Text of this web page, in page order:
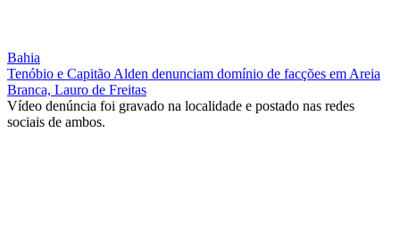
Bahia
Tenóbio e Capitão Alden denunciam domínio de facções em Areia
Branca, Lauro de Freitas
Vídeo denúncia foi gravado na localidade e postado nas redes
sociais de ambos.